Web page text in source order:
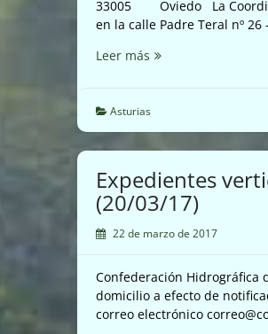
33005 Oviedo La
en la calle Padre Teral nº
Leer más Denuncia
(20/03/17)
Asturias
Expedientes
(20/03/17)
22 de marzo de 2017
Confederación Hidrográfica
domicilio a efecto de
correo electrónico